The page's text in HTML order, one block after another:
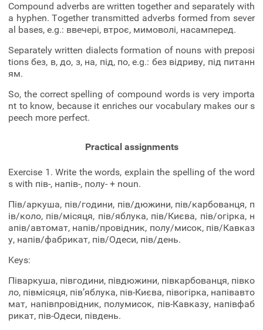
Compound adverbs are written together and separately with
a hyphen. Together transmitted adverbs formed from sever
al bases, e.g.: ввечері, втроє, мимоволі, насамперед.
Separately written dialects formation of nouns with preposi
tions без, в, до, з, на, під, по, e.g.: без відриву, під питанн
ям.
So, the correct spelling of compound words is very importa
nt to know, because it enriches our vocabulary makes our s
peech more perfect.
Practical assignments
Exercise 1. Write the words, explain the spelling of the word
s with пів-, напів-, полу- + noun.
Пів/аркуша, пів/години, пів/дюжини, пів/карбованця, п
ів/коло, пів/місяця, пів/яблука, пів/Києва, пів/огірка, н
апів/автомат, напів/провідник, полу/мисок, пів/Кавказ
у, напів/фабрикат, пів/Одеси, пів/день.
Keys:
Піваркуша, півгодини, півдюжини, півкарбованця, півко
ло, півмісяця, пів’яблука, пів-Києва, півогірка, напівавто
мат, напівпровідник, полумисок, пів-Кавказу, напівфаб
рикат, пів-Одеси, південь.